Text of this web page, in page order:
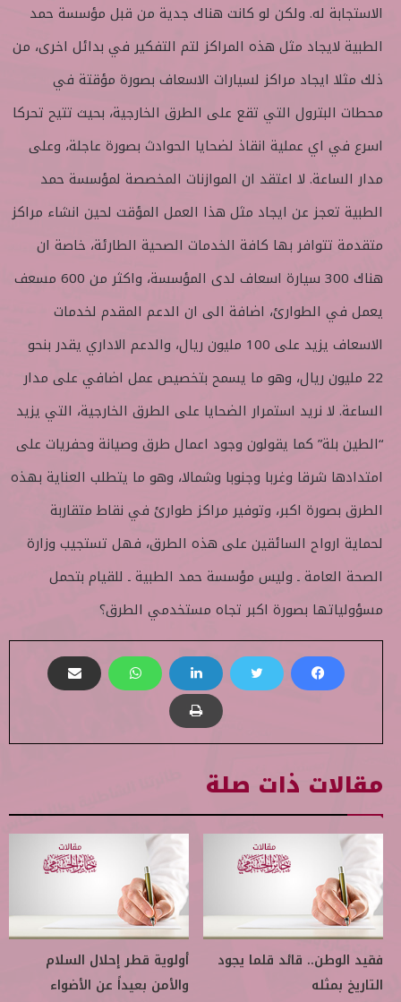
الاستجابة له. ولكن لو كانت هناك جدية من قبل مؤسسة حمد
الطبية لايجاد مثل هذه المراكز لتم التفكير في بدائل اخرى، من
ذلك مثلا ايجاد مراكز لسيارات الاسعاف بصورة مؤقتة في
محطات البترول التي تقع على الطرق الخارجية، بحيث تتيح تحركا
اسرع في اي عملية انقاذ لضحايا الحوادث بصورة عاجلة، وعلى
مدار الساعة. لا اعتقد ان الموازنات المخصصة لمؤسسة حمد
الطبية تعجز عن ايجاد مثل هذا العمل المؤقت لحين انشاء مراكز
متقدمة تتوافر بها كافة الخدمات الصحية الطارئة، خاصة ان
هناك 300 سيارة اسعاف لدى المؤسسة، واكثر من 600 مسعف
يعمل في الطوارئ، اضافة الى ان الدعم المقدم لخدمات
الاسعاف يزيد على 100 مليون ريال، والدعم الاداري يقدر بنحو
22 مليون ريال، وهو ما يسمح بتخصيص عمل اضافي على مدار
الساعة. لا نريد استمرار الضحايا على الطرق الخارجية، التي يزيد
“الطين بلة” كما يقولون وجود اعمال طرق وصيانة وحفريات على
امتدادها شرقا وغربا وجنوبا وشمالا، وهو ما يتطلب العناية بهذه
الطرق بصورة اكبر، وتوفير مراكز طوارئ في نقاط متقاربة
لحماية ارواح السائقين على هذه الطرق، فهل تستجيب وزارة
الصحة العامة ـ وليس مؤسسة حمد الطبية ـ للقيام بتحمل
مسؤولياتها بصورة اكبر تجاه مستخدمي الطرق؟
مقالات ذات صلة
فقيد الوطن.. قائد قلما يجود
التاريخ بمثله
أولوية قطر إحلال السلام
والأمن بعيداً عن الأضواء